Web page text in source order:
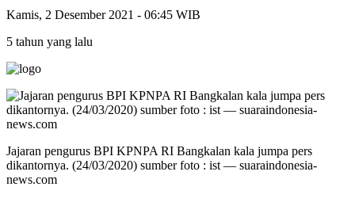
Kamis, 2 Desember 2021 - 06:45 WIB
5 tahun yang lalu
Jajaran pengurus BPI KPNPA RI Bangkalan kala jumpa pers
dikantornya. (24/03/2020) sumber foto : ist — suaraindonesia-
news.com